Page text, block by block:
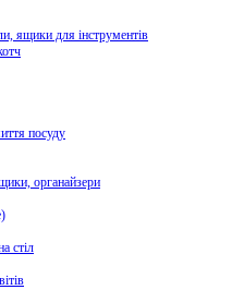
ящики для інструментів
посуду
органайзери
стіл